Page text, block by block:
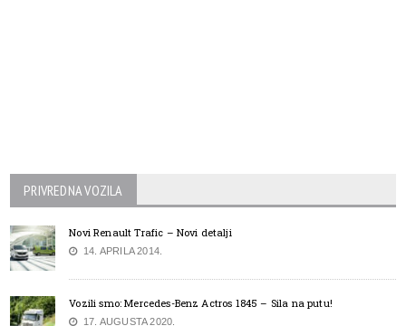
PRIVREDNA VOZILA
Novi Renault Trafic – Novi detalji
14. APRILA 2014.
Vozili smo: Mercedes-Benz Actros 1845 – Sila na putu!
17. AUGUSTA 2020.